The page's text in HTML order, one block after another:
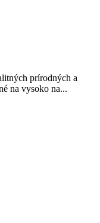
prírodných a
na vysoko na...